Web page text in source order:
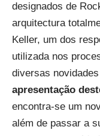
designados de
arquitectura
Keller, um dos
utilizada nos
diversas
apresentação
encontra-se um
além de passar a